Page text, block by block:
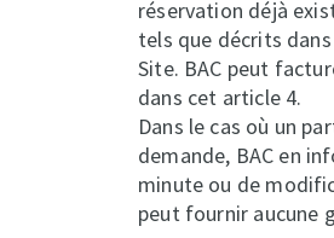
réservation déjà
tels que décrits
Site. BAC peut
dans cet article 4.
Dans le cas où un
demande, BAC en
minute ou de
peut fournir aucune